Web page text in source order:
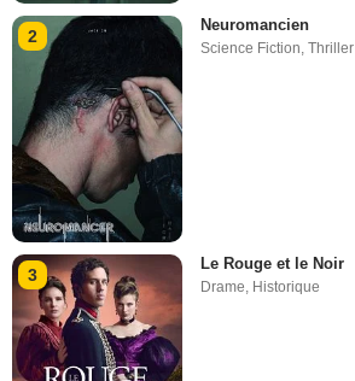
2
Neuromancien
Science Fiction,Thriller
3
Le Rouge et le Noir
Drame, Historique